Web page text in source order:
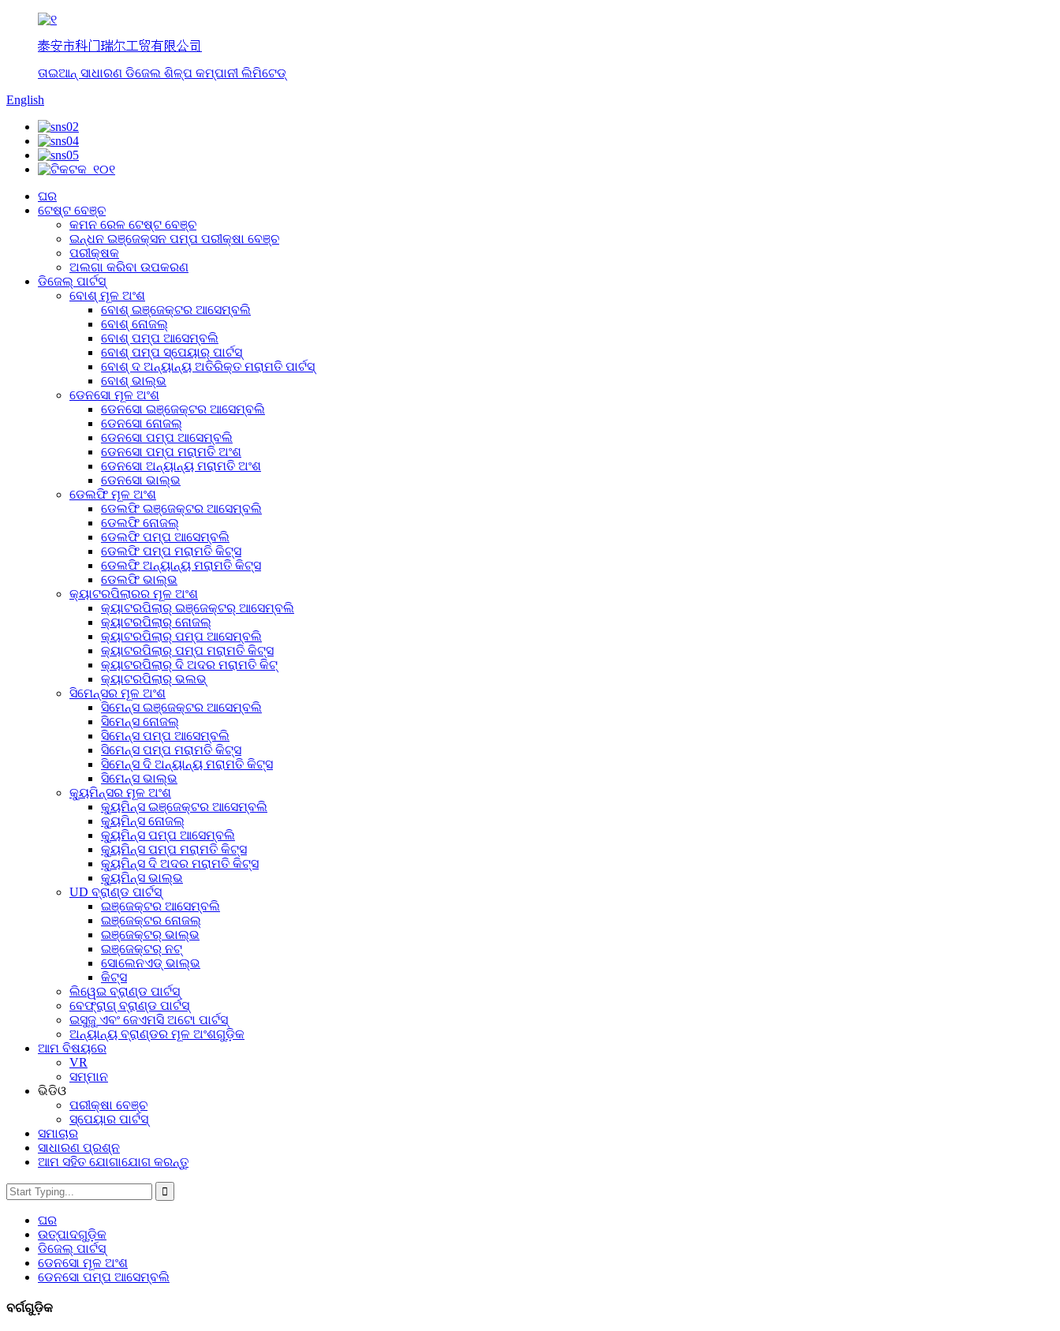
泰安市科门瑞尔工贸有限公司
ତାଇଆନ୍ ସାଧାରଣ ଡିଜେଲ ଶିଳ୍ପ କମ୍ପାନୀ ଲିମିଟେଡ୍
English
ଘର
ଟେଷ୍ଟ ବେଞ୍ଚ
କମନ ରେଳ ଟେଷ୍ଟ ବେଞ୍ଚ
ଇନ୍ଧନ ଇଞ୍ଜେକ୍ସନ ପମ୍ପ ପରୀକ୍ଷା ବେଞ୍ଚ
ପରୀକ୍ଷକ
ଅଲଗା କରିବା ଉପକରଣ
ଡିଜେଲ୍ ପାର୍ଟସ୍
ବୋଶ୍ ମୂଳ ଅଂଶ
ବୋଶ୍ ଇଞ୍ଜେକ୍ଟର ଆସେମ୍ବଲି
ବୋଶ୍ ନୋଜଲ୍
ବୋଶ୍ ପମ୍ପ ଆସେମ୍ବଲି
ବୋଶ୍ ପମ୍ପ ସ୍ପେୟାର୍ ପାର୍ଟସ୍
ବୋଶ୍ ଦ ଅନ୍ୟାନ୍ୟ ଅତିରିକ୍ତ ମରାମତି ପାର୍ଟସ୍
ବୋଶ୍ ଭାଲ୍ଭ
ଡେନସୋ ମୂଳ ଅଂଶ
ଡେନସୋ ଇଞ୍ଜେକ୍ଟର ଆସେମ୍ବଲି
ଡେନସୋ ନୋଜଲ୍
ଡେନସୋ ପମ୍ପ ଆସେମ୍ବଲି
ଡେନସୋ ପମ୍ପ ମରାମତି ଅଂଶ
ଡେନସୋ ଅନ୍ୟାନ୍ୟ ମରାମତି ଅଂଶ
ଡେନସୋ ଭାଲ୍ଭ
ଡେଲଫି ମୂଳ ଅଂଶ
ଡେଲଫି ଇଞ୍ଜେକ୍ଟର ଆସେମ୍ବଲି
ଡେଲଫି ନୋଜଲ୍
ଡେଲଫି ପମ୍ପ ଆସେମ୍ବଲି
ଡେଲଫି ପମ୍ପ ମରାମତି କିଟ୍ସ
ଡେଲଫି ଅନ୍ୟାନ୍ୟ ମରାମତି କିଟ୍ସ
ଡେଲଫି ଭାଲ୍ଭ
କ୍ୟାଟରପିଲାରର ମୂଳ ଅଂଶ
କ୍ୟାଟରପିଲାର୍ ଇଞ୍ଜେକ୍ଟର୍ ଆସେମ୍ବଲି
କ୍ୟାଟରପିଲାର୍ ନୋଜଲ୍
କ୍ୟାଟରପିଲାର୍ ପମ୍ପ ଆସେମ୍ବଲି
କ୍ୟାଟରପିଲାର୍ ପମ୍ପ ମରାମତି କିଟ୍ସ
କ୍ୟାଟରପିଲାର୍ ଦି ଅଦର ମରାମତି କିଟ୍
କ୍ୟାଟରପିଲାର୍ ଭଲଭ୍
ସିମେନ୍ସର ମୂଳ ଅଂଶ
ସିମେନ୍ସ ଇଞ୍ଜେକ୍ଟର ଆସେମ୍ବଲି
ସିମେନ୍ସ ନୋଜଲ୍
ସିମେନ୍ସ ପମ୍ପ ଆସେମ୍ବଲି
ସିମେନ୍ସ ପମ୍ପ ମରାମତି କିଟ୍ସ
ସିମେନ୍ସ ଦି ଅନ୍ୟାନ୍ୟ ମରାମତି କିଟ୍ସ
ସିମେନ୍ସ ଭାଲ୍ଭ
କ୍ୟୁମିନ୍ସର ମୂଳ ଅଂଶ
କ୍ୟୁମିନ୍ସ ଇଞ୍ଜେକ୍ଟର ଆସେମ୍ବଲି
କ୍ୟୁମିନ୍ସ ନୋଜଲ୍
କ୍ୟୁମିନ୍ସ ପମ୍ପ ଆସେମ୍ବଲି
କ୍ୟୁମିନ୍ସ ପମ୍ପ ମରାମତି କିଟ୍ସ
କ୍ୟୁମିନ୍ସ ଦି ଅଦର ମରାମତି କିଟ୍ସ
କ୍ୟୁମିନ୍ସ ଭାଲ୍ଭ
UD ବ୍ରାଣ୍ଡ ପାର୍ଟସ୍
ଇଞ୍ଜେକ୍ଟର ଆସେମ୍ବଲି
ଇଞ୍ଜେକ୍ଟର ନୋଜଲ୍
ଇଞ୍ଜେକ୍ଟର୍ ଭାଲ୍ଭ
ଇଞ୍ଜେକ୍ଟର୍ ନଟ୍
ସୋଲେନଏଡ୍ ଭାଲ୍ଭ
କିଟ୍ସ
ଲିୱେଇ ବ୍ରାଣ୍ଡ ପାର୍ଟସ୍
ବେଫ୍ରାଗ୍ ବ୍ରାଣ୍ଡ ପାର୍ଟସ୍
ଇସୁଜୁ ଏବଂ ଜେଏମସି ଅଟୋ ପାର୍ଟସ୍
ଅନ୍ୟାନ୍ୟ ବ୍ରାଣ୍ଡର ମୂଳ ଅଂଶଗୁଡ଼ିକ
ଆମ ବିଷୟରେ
VR
ସମ୍ମାନ
ଭିଡିଓ
ପରୀକ୍ଷା ବେଞ୍ଚ
ସ୍ପେୟାର ପାର୍ଟସ୍‌
ସମାଚାର
ସାଧାରଣ ପ୍ରଶ୍ନ
ଆମ ସହିତ ଯୋଗାଯୋଗ କରନ୍ତୁ
ଘର
ଉତ୍ପାଦଗୁଡ଼ିକ
ଡିଜେଲ୍ ପାର୍ଟସ୍
ଡେନସୋ ମୂଳ ଅଂଶ
ଡେନସୋ ପମ୍ପ ଆସେମ୍ବଲି
ବର୍ଗଗୁଡ଼ିକ